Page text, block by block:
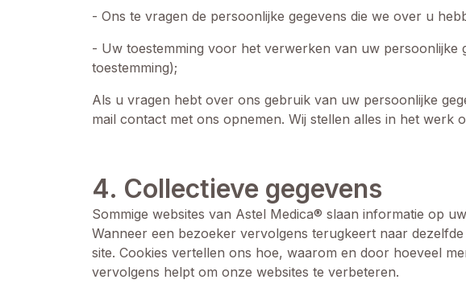
- Ons te vragen de persoonlijke gegevens die we over u
- Uw toestemming voor het verwerken van uw
toestemming);
Als u vragen hebt over ons gebruik van uw persoonlijke
mail contact met ons opnemen. Wij stellen alles in het
4. Collectieve gegevens
Sommige websites van Astel Medica® slaan informatie op
Wanneer een bezoeker vervolgens terugkeert naar
site. Cookies vertellen ons hoe, waarom en door hoeveel
vervolgens helpt om onze websites te verbeteren.